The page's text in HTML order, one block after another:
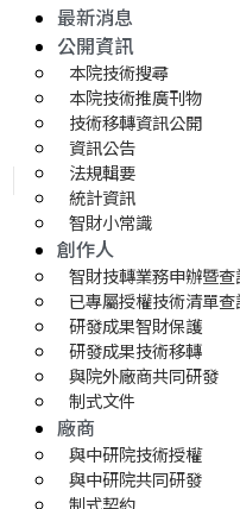
最新消息
公開資訊
本院技術搜尋
本院技術推廣刊物
技術移轉資訊公開
資訊公告
法規輯要
統計資訊
智財小常識
創作人
智財技轉業務申辦暨
已專屬授權技術清單查
研發成果智財保護
研發成果技術移轉
與院外廠商共同研發
制式文件
廠商
與中研院技術授權
與中研院共同研發
制式契約